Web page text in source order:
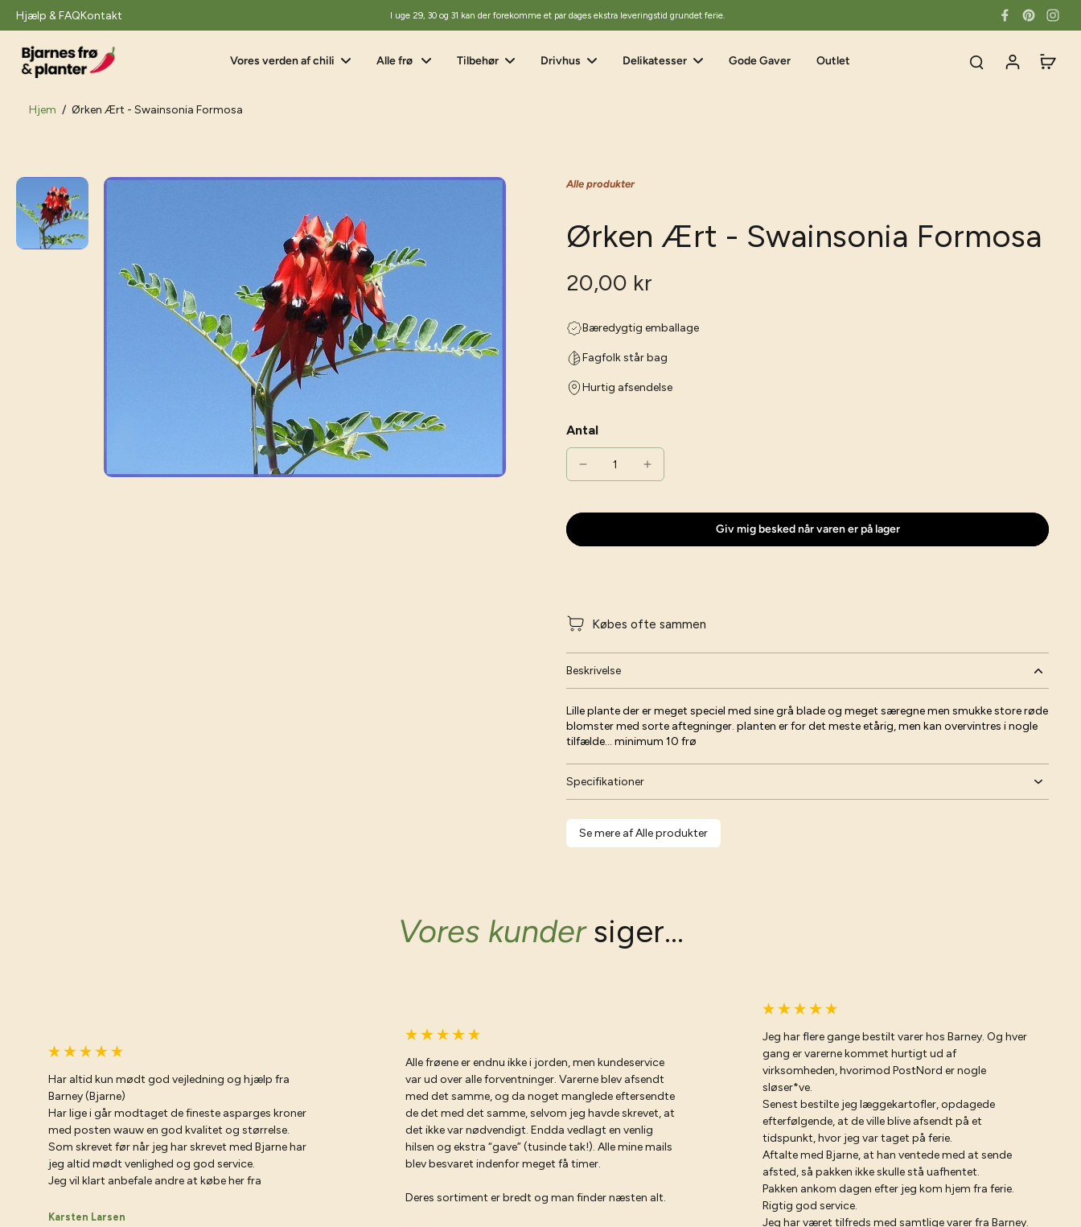
Hjælp & FAQKontakt I uge 29, 30 og 31 kan der forekomme et par dages ekstra leveringstid grundet ferie.
Vores verden af chili Alle frø Tilbehør Drivhus Delikatesser Gode Gaver Outlet
Hjem / Ørken Ært - Swainsonia Formosa
Gå
til
produktoplysninger
Alle produkter
Ørken Ært - Swainsonia Formosa
20,00 kr
Bæredygtig emballage
Fagfolk står bag
Hurtig afsendelse
Antal
Giv mig besked når varen er på lager
Købes ofte sammen
Beskrivelse
Lille plante der er meget speciel med sine grå blade og meget særegne men smukke store røde
blomster med sorte aftegninger. planten er for det meste etårig, men kan overvintres i nogle
tilfælde... minimum 10 frø
Specifikationer
Se mere af Alle produkter
Vores kundersiger...
Har altid kun mødt god vejledning og hjælp fra
Barney (Bjarne)
Har lige i går modtaget de fineste asparges kroner
med posten wauw en god kvalitet og størrelse.
Som skrevet før når jeg har skrevet med Bjarne har
jeg altid mødt venlighed og god service.
Jeg vil klart anbefale andre at købe her fra
Karsten Larsen
Alle frøene er endnu ikke i jorden, men kundeservice
var ud over alle forventninger. Varerne blev afsendt
med det samme, og da noget manglede eftersendte
de det med det samme, selvom jeg havde skrevet, at
det ikke var nødvendigt. Endda vedlagt en venlig
hilsen og ekstra “gave” (tusinde tak!). Alle mine mails
blev besvaret indenfor meget få timer.
Deres sortiment er bredt og man finder næsten alt.
Jeg har flere gange bestilt varer hos Barney. Og hver
gang er varerne kommet hurtigt ud af
virksomheden, hvorimod PostNord er nogle
sløser*ve.
Senest bestilte jeg læggekartofler, opdagede
efterfølgende, at de ville blive afsendt på et
tidspunkt, hvor jeg var taget på ferie.
Aftalte med Bjarne, at han ventede med at sende
afsted, så pakken ikke skulle stå uafhentet.
Pakken ankom dagen efter jeg kom hjem fra ferie.
Rigtig god service.
Jeg har været tilfreds med samtlige varer fra Barney.